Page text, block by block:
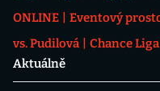
ONLINE
Eventový
vs. Pudilová
Chance
Aktuálně